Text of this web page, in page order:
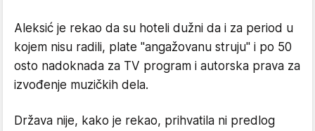
Aleksić je rekao da su hoteli dužni da i za period u
kojem nisu radili, plate "angažovanu struju" i po 50
osto nadoknada za TV program i autorska prava za
izvođenje muzičkih dela.
Država nije, kako je rekao, prihvatila ni predlog